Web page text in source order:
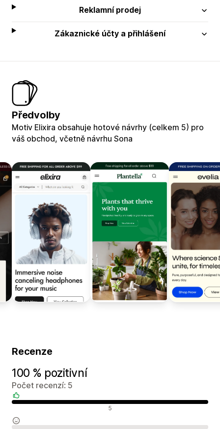
Reklamní prodej
Zákaznické účty a přihlášení
Předvolby
Motiv Elixira obsahuje hotové návrhy (celkem 5) pro
váš obchod, včetně návrhu Sona
Recenze
100 % pozitivní
Počet recenzí: 5
5